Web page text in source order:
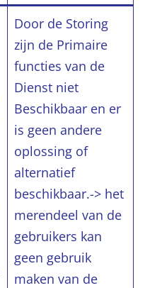
Door de Storing
zijn de Primaire
functies van de
Dienst niet
Beschikbaar en er
is geen andere
oplossing of
alternatief
beschikbaar.-> het
merendeel van de
gebruikers kan
geen gebruik
maken van de